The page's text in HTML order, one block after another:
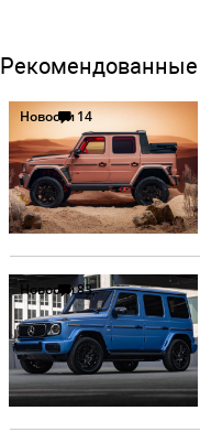
Рекомендованные
Новости14
Новости83